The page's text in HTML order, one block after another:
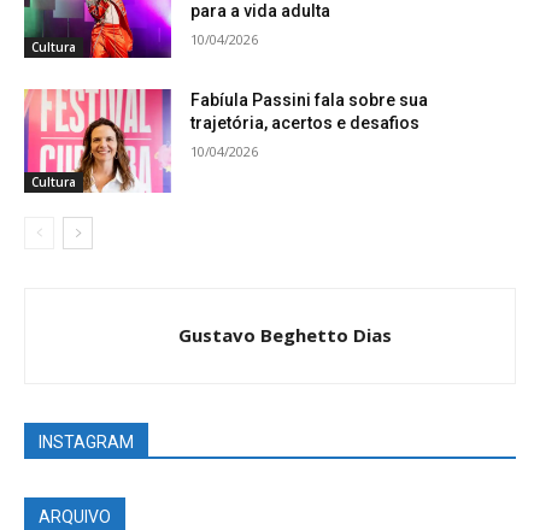
Cultura
para a vida adulta
10/04/2026
Cultura
Fabíula Passini fala sobre sua
trajetória, acertos e desafios
10/04/2026
Gustavo Beghetto Dias
INSTAGRAM
ARQUIVO